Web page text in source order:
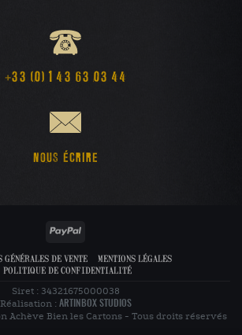
+33 (0) 1 43 63 03 44
NOUS ÉCRIRE
PayPal
GÉNÉRALES DE VENTE
MENTIONS LÉGALES
POLITIQUE DE CONFIDENTIALITÉ
Siret : 34321675000038
Réalisation : ARTINBOX STUDIOS
Achève Bien les Cartons - Tous droits réservés